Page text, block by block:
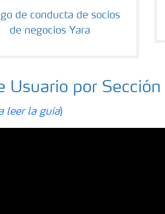
de conducta de socios
de negocios Yara
Usuario por Sección
leer la guía)